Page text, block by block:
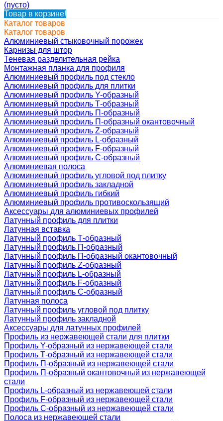
(пусто)
Товар в корзине!
Каталог товаров
Каталог товаров
Алюминиевый стыковочный порожек
Карнизы для штор
Теневая разделительная рейка
Монтажная планка для профиля
Алюминиевый профиль под стекло
Алюминиевый профиль для плитки
Алюминиевый профиль Y-образный
Алюминиевый профиль Т-образный
Алюминиевый профиль П-образный
Алюминиевый профиль П-образный окантовочный
Алюминиевый профиль Z-образный
Алюминиевый профиль L-образный
Алюминиевый профиль F-образный
Алюминиевый профиль C-образный
Алюминиевая полоса
Алюминиевый профиль угловой под плитку
Алюминиевый профиль закладной
Алюминиевый профиль гибкий
Алюминиевый профиль противоскользящий
Аксессуары для алюминиевых профилей
Латунный профиль для плитки
Латунная вставка
Латунный профиль Т-образный
Латунный профиль П-образный
Латунный профиль П-образный окантовочный
Латунный профиль Z-образный
Латунный профиль L-образный
Латунный профиль F-образный
Латунный профиль C-образный
Латунная полоса
Латунный профиль угловой под плитку
Латунный профиль закладной
Аксессуары для латунных профилей
Профиль из нержавеющей стали для плитки
Профиль Y-образный из нержавеющей стали
Профиль Т-образный из нержавеющей стали
Профиль П-образный из нержавеющей стали
Профиль П-образный окантовочный из нержавеющей
стали
Профиль L-образный из нержавеющей стали
Профиль F-образный из нержавеющей стали
Профиль C-образный из нержавеющей стали
Полоса из нержавеющей стали